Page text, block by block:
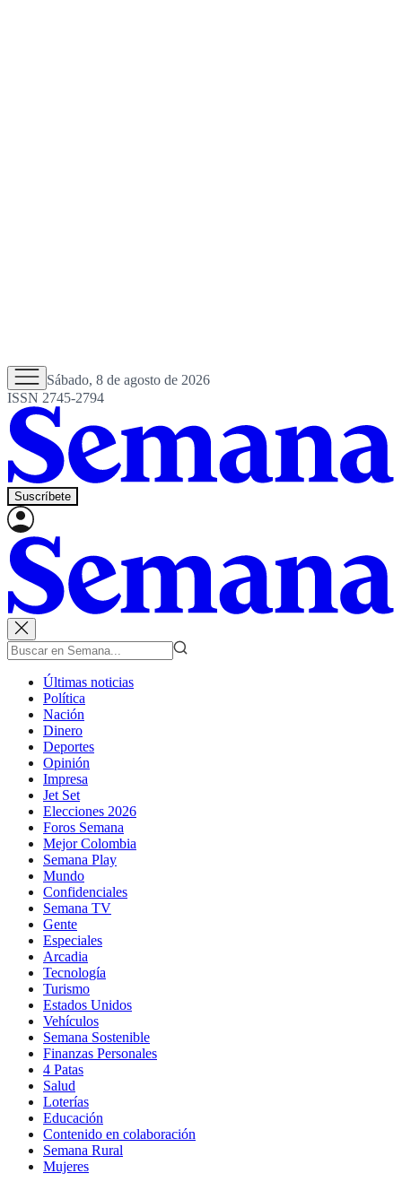
Sábado, 8 de agosto de 2026
ISSN 2745-2794
Suscríbete
Últimas noticias
Política
Nación
Dinero
Deportes
Opinión
Impresa
Jet Set
Elecciones 2026
Foros Semana
Mejor Colombia
Semana Play
Mundo
Confidenciales
Semana TV
Gente
Especiales
Arcadia
Tecnología
Turismo
Estados Unidos
Vehículos
Semana Sostenible
Finanzas Personales
4 Patas
Salud
Loterías
Educación
Contenido en colaboración
Semana Rural
Mujeres